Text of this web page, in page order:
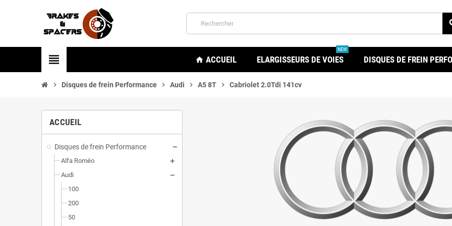
view_headline home ACCUEIL ELARGISSEURS DE VOIES
NEW
DISQUES DE FREIN
chevron_right Disques de frein Performance chevron_right Audi chevron_right A5 8T chevron_right Cabriolet 2.0Tdi 141cv
ACCUEIL
Disques de frein Performance
Alfa Roméo
Audi
100
200
50